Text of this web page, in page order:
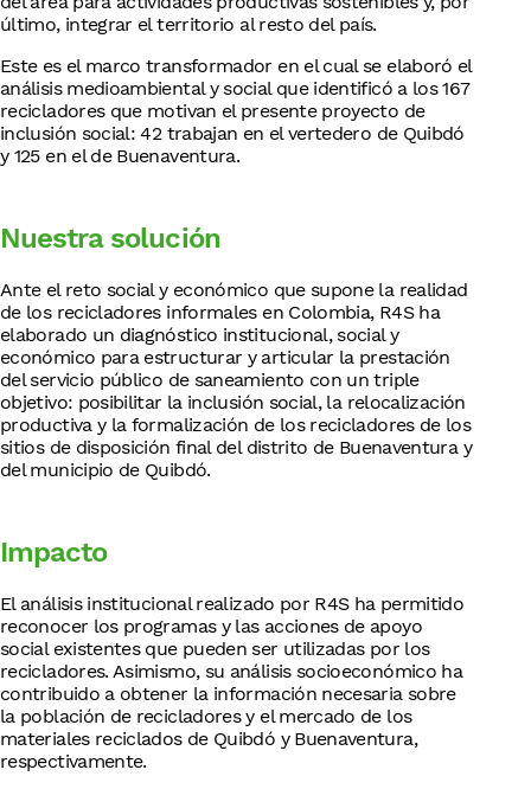
último, integrar el territorio al resto del país.
Este es el marco transformador en el cual se elaboró el
análisis medioambiental y social que identificó a los 167
recicladores que motivan el presente proyecto de
inclusión social: 42 trabajan en el vertedero de Quibdó
y 125 en el de Buenaventura.
Nuestra solución
Ante el reto social y económico que supone la realidad
de los recicladores informales en Colombia, R4S ha
elaborado un diagnóstico institucional, social y
económico para estructurar y articular la prestación
del servicio público de saneamiento con un triple
objetivo: posibilitar la inclusión social, la relocalización
productiva y la formalización de los recicladores de los
sitios de disposición final del distrito de Buenaventura y
del municipio de Quibdó.
Impacto
El análisis institucional realizado por R4S ha permitido
reconocer los programas y las acciones de apoyo
social existentes que pueden ser utilizadas por los
recicladores. Asimismo, su análisis socioeconómico ha
contribuido a obtener la información necesaria sobre
la población de recicladores y el mercado de los
materiales reciclados de Quibdó y Buenaventura,
respectivamente.